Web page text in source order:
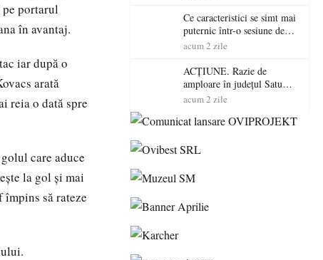
portarul
în avantaj.
iar după o
arată
reia o dată spre
care aduce
la gol și mai
să rateze
Ce caracteristici se simt mai
puternic într-o sesiune de
distracție la sloturi online:
RTP?
acum 2 zile
ACȚIUNE. Razie de
amploare în județul Satu
Mare! Polițiștii au dat sute
șoferi fără permis într-o
acum 2 zile